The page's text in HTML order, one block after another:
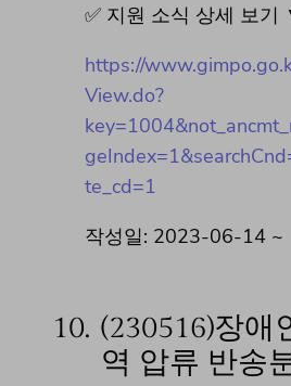
✅ 지원 소식 상세 보기
https://
View.do?
te_cd=1
작성일: 2023-06-14 ~
10. (230516)장애
역 압류 반송